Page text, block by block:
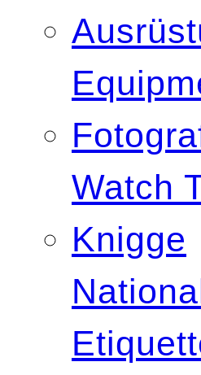
Watch
Knigge